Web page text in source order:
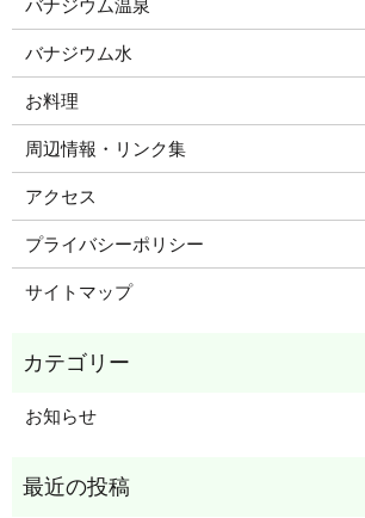
バナジウム温泉
バナジウム水
お料理
周辺情報・リンク集
アクセス
プライバシーポリシー
サイトマップ
お知らせ